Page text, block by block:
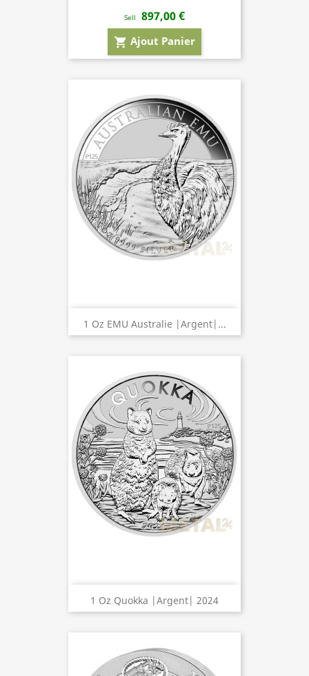
Sell 897,00 €
shopping_cart Ajout Panier
1 Oz EMU Australie |Argent|...
1 Oz Quokka |Argent| 2024